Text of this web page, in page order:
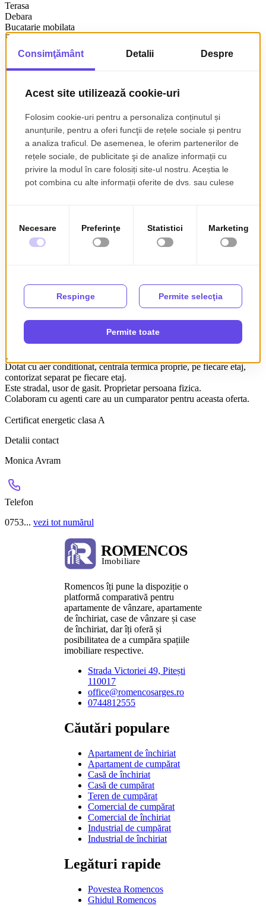
Terasa
Debara
Bucatarie mobilata
Bucatarie partial utilata
Apometre
Contor gaz
Interfon
Detalii
Locuință sau Mixte | 353mp, acces independent.
Imobilul poate fi utilizat simultan pentru locuință proprie și sediu de
firmă, sau poate fi segmentat în 3 unități locative/de business
distincte pentru închiriere individuală,
Spatiu dispus pe subsol, et 1, etaj 2, terasa din D+P+1+2+T, format
din 7 camere, din care, 2 camere open space, subsol 45mp, open
space, 2 bucatarii, 4 bai, hol, 2 balcoane.
independentă.
Et. 1 - 3 camere, baie, bucatarie, balcon.
Et 2 - 4 camere, baie bucatarie, balcon si iesire pe terasa care are
sau mic atelier, oferind un flux logistic excelent pentru afacerile care
operează în clădire.”
(boxă/debara) sau chiar o sală de sport/hobby, eliberând spațiul util
Finisaje: gresie, faianta, termopan, parchet, mocheta, interfon, terasa
circulabila refacuta 2025, garantie,.
Dotat cu aer conditionat, centrala termica proprie, pe fiecare etaj,
contorizat separat pe fiecare etaj.
Este stradal, usor de gasit. Proprietar persoana fizica.
Colaboram cu agenti care au un cumparator pentru aceasta oferta.
Certificat energetic clasa A
Detalii contact
Monica Avram
Telefon
0753... vezi tot numărul
Romencos îți pune la dispoziție o
platformă comparativă pentru
apartamente de vânzare, apartamente
de închiriat, case de vânzare și case
de închiriat, dar îți oferă și
posibilitatea de a cumpăra spațiile
imobiliare respective.
Strada Victoriei 49, Pitești
110017
office@romencosarges.ro
0744812555
Căutări populare
Apartament de închiriat
Apartament de cumpărat
Casă de închiriat
Casă de cumpărat
Teren de cumpărat
Comercial de cumpărat
Comercial de închiriat
Industrial de cumpărat
Industrial de închiriat
Legături rapide
Povestea Romencos
Ghidul Romencos